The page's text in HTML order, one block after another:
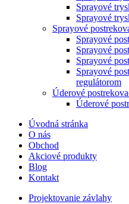
Sprayové
Sprayové
Sprayové
Sprayové
Sprayové
Sprayové
Sprayové
regulátorom
Úderové
Úderové
Úvodná stránka
O nás
Obchod
Akciové produkty
Blog
Kontakt
Projektovanie závlahy